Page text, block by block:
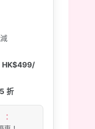
HK$499/
折